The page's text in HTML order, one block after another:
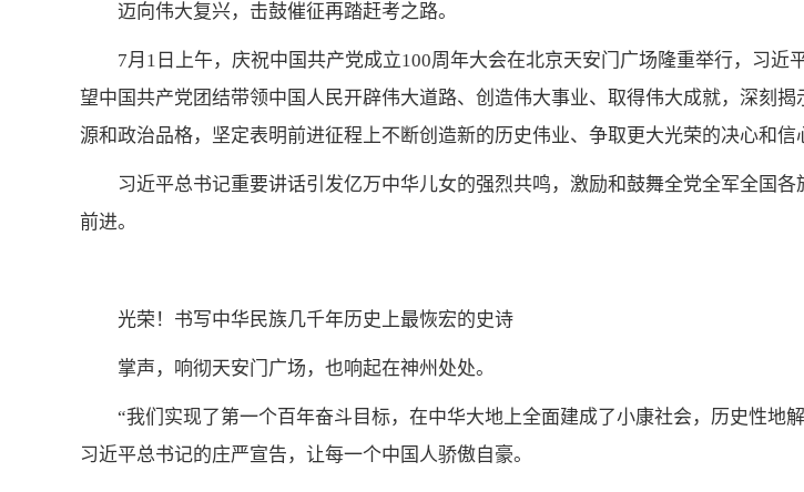
迈向伟大复兴，击鼓催征再踏赶考之路。
7月1日上午，庆祝中国共产党成立100周年大会在北京天安门广场隆重举行，习近
望中国共产党团结带领中国人民开辟伟大道路、创造伟大事业、取得伟大成就，深刻揭
源和政治品格，坚定表明前进征程上不断创造新的历史伟业、争取更大光荣的决心和信
习近平总书记重要讲话引发亿万中华儿女的强烈共鸣，激励和鼓舞全党全军全国各
前进。
光荣！书写中华民族几千年历史上最恢宏的史诗
掌声，响彻天安门广场，也响起在神州处处。
“我们实现了第一个百年奋斗目标，在中华大地上全面建成了小康社会，历史性地解
习近平总书记的庄严宣告，让每一个中国人骄傲自豪。